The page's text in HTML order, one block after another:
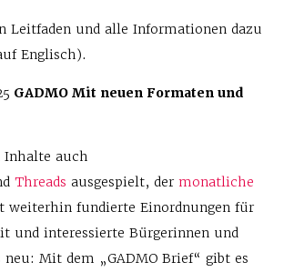
Leitfaden und alle Informationen dazu
Englisch).
GADMO Mit neuen Formaten und
Inhalte auch
Threads ausgespielt, der monatliche
weiterhin fundierte Einordnungen für
und interessierte Bürgerinnen und
neu: Mit dem „GADMO Brief“ gibt es